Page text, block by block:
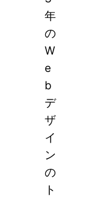
年
の
W
e
b
デ
ザ
イ
ン
の
ト